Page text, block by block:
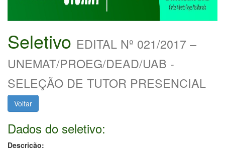
Seletivo EDITAL Nº 021/2017 –
UNEMAT/PROEG/DEAD/UAB -
SELEÇÃO DE TUTOR PRESENCIAL
Voltar
Dados do seletivo:
Descrição: